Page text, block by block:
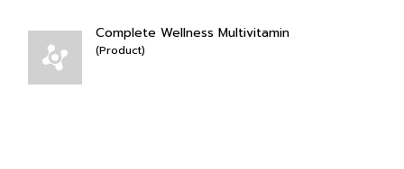
Complete Wellness Multivitamin
(Product)